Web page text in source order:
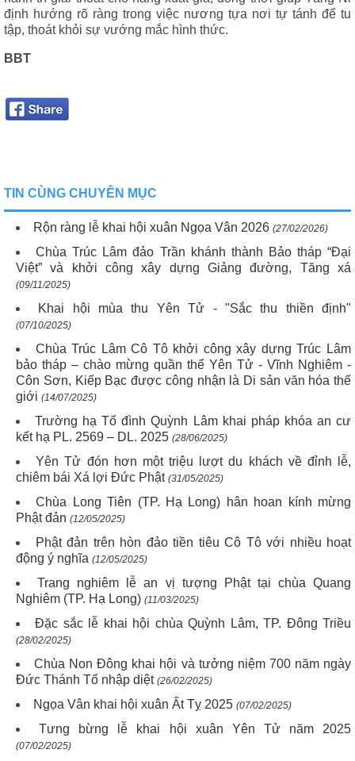
định hướng rõ ràng trong việc nương tựa nơi tự tánh để tu
tập, thoát khỏi sự vướng mắc hình thức.
BBT
TIN CÙNG CHUYÊN MỤC
Rộn ràng lễ khai hội xuân Ngọa Vân 2026 (27/02/2026)
Chùa Trúc Lâm đảo Trần khánh thành Bảo tháp “Đại
Việt” và khởi công xây dựng Giảng đường, Tăng xá
(09/11/2025)
Khai hội mùa thu Yên Tử - "Sắc thu thiền định"
(07/10/2025)
Chùa Trúc Lâm Cô Tô khởi công xây dựng Trúc Lâm
bảo tháp – chào mừng quần thể Yên Tử - Vĩnh Nghiêm -
Côn Sơn, Kiếp Bạc được công nhận là Di sản văn hóa thế
giới (14/07/2025)
Trường hạ Tổ đình Quỳnh Lâm khai pháp khóa an cư
kết hạ PL. 2569 – DL. 2025 (28/06/2025)
Yên Tử đón hơn một triệu lượt du khách về đỉnh lễ,
chiêm bái Xá lợi Đức Phật (31/05/2025)
Chùa Long Tiên (TP. Hạ Long) hân hoan kính mừng
Phật đản (12/05/2025)
Phật đản trên hòn đảo tiền tiêu Cô Tô với nhiều hoạt
động ý nghĩa (12/05/2025)
Trang nghiêm lễ an vị tượng Phật tại chùa Quang
Nghiêm (TP. Hạ Long) (11/03/2025)
Đặc sắc lễ khai hội chùa Quỳnh Lâm, TP. Đông Triều
(28/02/2025)
Chùa Non Đông khai hội và tưởng niệm 700 năm ngày
Đức Thánh Tổ nhập diệt (26/02/2025)
Ngọa Vân khai hội xuân Ất Tỵ 2025 (07/02/2025)
Tưng bừng lễ khai hội xuân Yên Tử năm 2025
(07/02/2025)